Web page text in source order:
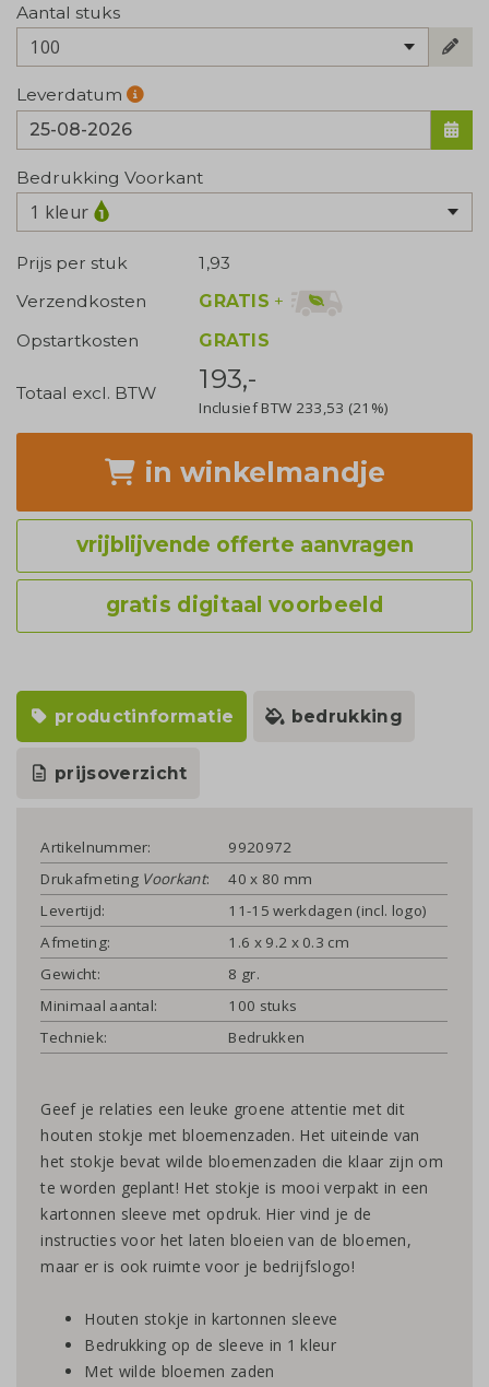
Aantal stuks
100
Leverdatum
Bedrukking Voorkant
1 kleur
Prijs per stuk
1,93
Verzendkosten
GRATIS +
Opstartkosten
GRATIS
Totaal excl. BTW 193,-
Inclusief BTW 233,53 (21%)
in winkelmandje
vrijblijvende offerte aanvragen
gratis digitaal voorbeeld
productinformatie bedrukking
prijsoverzicht
Artikelnummer:
9920972
Drukafmeting Voorkant:
40 x 80 mm
Levertijd:
11-15 werkdagen (incl. logo)
Afmeting:
1.6 x 9.2 x 0.3 cm
Gewicht:
8 gr.
Minimaal aantal:
100 stuks
Techniek:
Bedrukken
Geef je relaties een leuke groene attentie met dit
houten stokje met bloemenzaden. Het uiteinde van
het stokje bevat wilde bloemenzaden die klaar zijn om
te worden geplant! Het stokje is mooi verpakt in een
kartonnen sleeve met opdruk. Hier vind je de
instructies voor het laten bloeien van de bloemen,
maar er is ook ruimte voor je bedrijfslogo!
Houten stokje in kartonnen sleeve
Bedrukking op de sleeve in 1 kleur
Met wilde bloemen zaden